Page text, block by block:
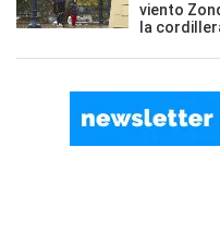
viento
la